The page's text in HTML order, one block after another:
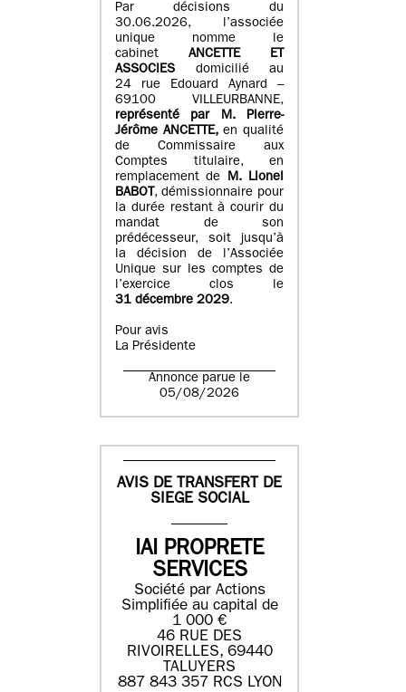
Par décisions du
30.06.2026, l’associée
unique nomme le
cabinet ANCETTE ET
ASSOCIES
domicilié au
24 rue Edouard Aynard –
69100 VILLEURBANNE,
représenté par M.Pierre-
Jérôme ANCETTE, en qualité
de Commissaire aux
Comptes titulaire, en
remplacement de M.Lionel
BABOT, démissionnaire pour
la durée restant à courir du
mandat de son
prédécesseur, soit jusqu’à
la décision de l’Associée
Unique sur les comptes de
l’exercice clos le
31 décembre 2029.
Pour avis
La Présidente
Annonce parue le
05/08/2026
AVIS DE TRANSFERT DE
SIEGE SOCIAL
IAI PROPRETE
SERVICES
Société par Actions
Simplifiée au capital de
1 000 €
46 RUE DES
RIVOIRELLES, 69440
TALUYERS
887 843 357 RCS LYON